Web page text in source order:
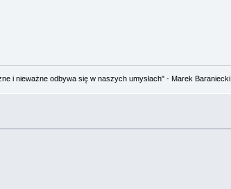
i nieważne odbywa się w naszych umysłach" - Marek Baraniecki